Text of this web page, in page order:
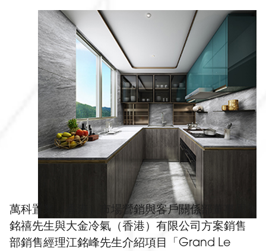
萬科置業（香港）市場營銷與客戶關係部董事周
銘禧先生與大金冷氣（香港）有限公司方案銷售
部銷售經理江銘峰先生介紹項目「Grand Le